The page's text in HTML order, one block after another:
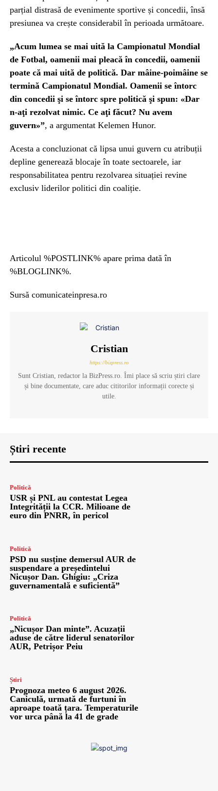
parțial distrasă de evenimente sportive și concedii, însă
presiunea va crește considerabil în perioada următoare.
„Acum lumea se mai uită la Campionatul Mondial
de Fotbal, oamenii mai pleacă în concedii, oamenii
poate că mai uită de politică. Dar mâine-poimâine se
termină Campionatul Mondial. Oamenii se întorc
din concedii şi se întorc spre politică şi spun: «Dar
n-aţi rezolvat nimic. Ce aţi făcut? Nu avem
guvern»”, a argumentat Kelemen Hunor.
Acesta a concluzionat că lipsa unui guvern cu atribuții
depline generează blocaje în toate sectoarele, iar
responsabilitatea pentru rezolvarea situației revine
exclusiv liderilor politici din coaliție.
Articolul %POSTLINK% apare prima dată în
%BLOGLINK%.
Sursă comunicateinpresa.ro
Cristian
https://bizpress.ro
Sunt Cristian, redactor la BizPress.ro. Îmi place să scriu știri clare
și bine documentate, care aduc cititorilor informații corecte și
utile.
Știri recente
Politică
USR și PNL au contestat Legea
Integrității la CCR. Milioane de
euro din PNRR, în pericol
Politică
PSD nu susține demersul AUR de
suspendare a președintelui
Nicușor Dan. Ghigiu: „Criza
guvernamentală e suficientă”
Politică
„Nicușor Dan minte”. Acuzații
aduse de către liderul senatorilor
AUR, Petrișor Peiu
Știri
Prognoza meteo 6 august 2026.
Caniculă, urmată de furtuni în
aproape toată țara. Temperaturile
vor urca până la 41 de grade